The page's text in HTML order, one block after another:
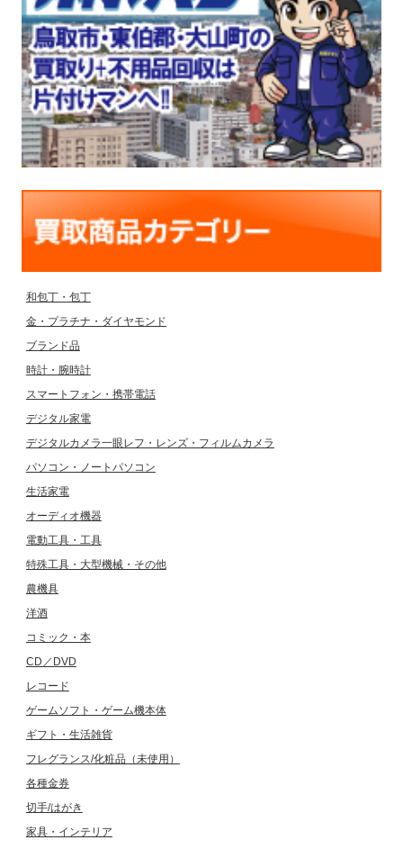
和包丁・包丁
金・プラチナ・ダイヤモンド
ブランド品
時計・腕時計
スマートフォン・携帯電話
デジタル家電
デジタルカメラ一眼レフ・レンズ・フィルムカメラ
パソコン・ノートパソコン
生活家電
オーディオ機器
電動工具・工具
特殊工具・大型機械・その他
農機具
洋酒
コミック・本
CD／DVD
レコード
ゲームソフト・ゲーム機本体
ギフト・生活雑貨
フレグランス/化粧品（未使用）
各種金券
切手/はがき
家具・インテリア